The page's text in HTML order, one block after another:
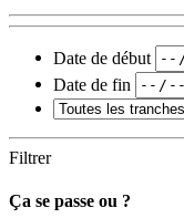
Date de début
Date de fin
Filtrer
Ça se passe ou ?